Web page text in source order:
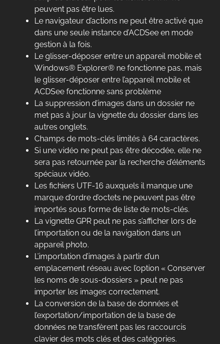
peuvent pas être lues.
Le navigateur d’actions ne peut être activé que
dans une seule instance d’ACDSee en mode
gestion à la fois.
Le glisser-déposer entre un appareil mobile et
Windows® Explorer® ne fonctionne pas, mais
le glisser-déposer entre l’appareil mobile et
ACDSee fonctionne sans problème
La suppression d’images dans un dossier ne
met pas à jour la vignette du dossier dans les
autres onglets.
Champs de mots-clés limités à 64 caractères.
Si une vidéo ne peut pas être décodée, elle ne
sera pas retournée par la recherche d’éléments
spéciaux vidéo.
Les fichiers UTF-16 auxquels il manque une
marque d’ordre d’octets ne peuvent pas être
importés sous forme de liste de mots-clés.
La vignette GPR peut ne pas s’afficher lors de
l’importation ou de la navigation dans un
appareil photo.
L’importation d’images à partir d’un
emplacement réseau avec l’option « Conserver
les noms de sous-dossiers » peut ne pas
importer les images correctement.
La conversion de la base de données et
l’exportation/importation de la base de
données ne transfèrent pas les raccourcis
clavier des mots clés et des catégories.